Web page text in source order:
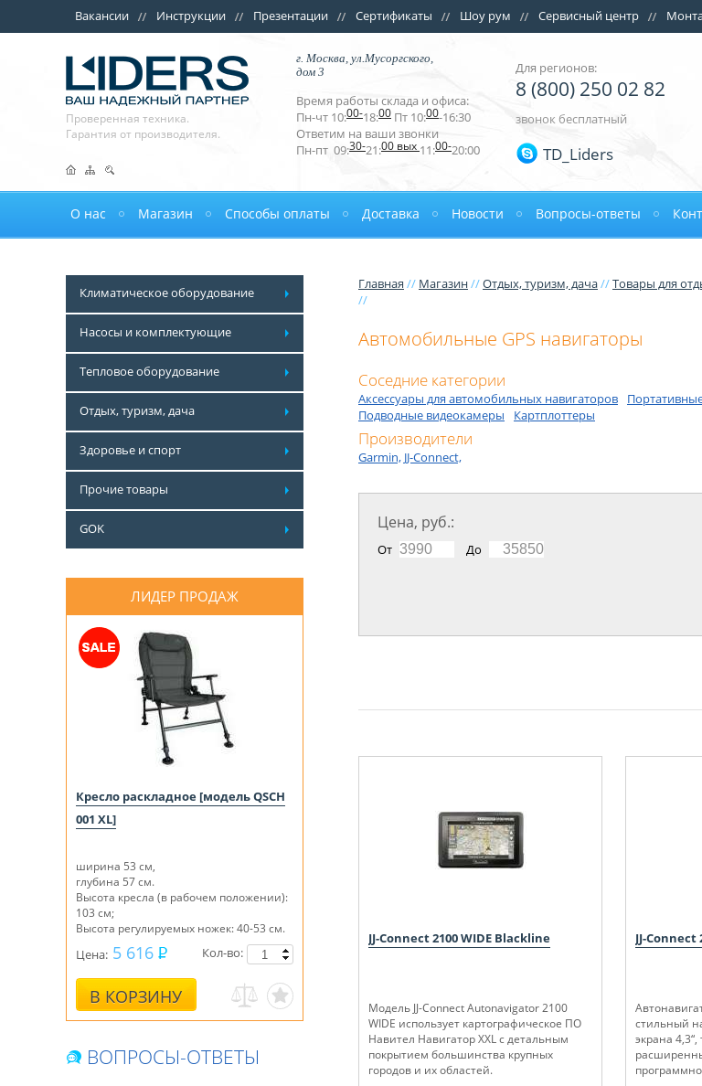
Вакансии Инструкции Презентации Сертификаты Шоу рум Сервисный центр
Проверенная техника.
Гарантия от производителя.
г. Москва, ул.Мусоргского,
дом 3
Время работы склада и офиса:
Пн-чт 10:00-18:00 Пт 10:00-16:30
Ответим на ваши звонки
Пн-пт 09:30-21:00 вых 11:00-20:00
Для регионов:
8 (800) 250 02 82
звонок бесплатный
TD_Liders
О нас Магазин Способы оплаты Доставка Новости Вопросы-ответы
Климатическое оборудование
Насосы и комплектующие
Тепловое оборудование
Отдых, туризм, дача
Здоровье и спорт
Прочие товары
GOK
ЛИДЕР ПРОДАЖ
Кресло раскладное [модель QSCH
001 XL]
ширина 53 см,
глубина 57 см.
Высота кресла (в рабочем положении):
103 см;
Высота регулируемых ножек: 40-53 см.
Цена: 5 616
В КОРЗИНУ
Кол-во:
ВОПРОСЫ-ОТВЕТЫ
Главная // Магазин//Отдых, туризм, дача//Товары для
//
Автомобильные GPS навигаторы
Соседние категории
Аксессуары для автомобильных навигаторов
Подводные видеокамеры
Картплоттеры
Производители
Garmin, JJ-Connect,
Цена, руб.:
От До
JJ-Connect 2100 WIDE Blackline
Модель JJ-Сonnect Autonavigator 2100
WIDE использует картографическое ПО
Навител Навигатор XXL с детальным
покрытием большинства крупных
городов и их областей.
JJ-Connect
стильный
экрана